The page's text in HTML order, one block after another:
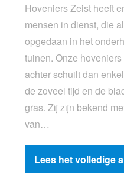
Hoveniers Zeist heeft
mensen in dienst, die
opgedaan in het
tuinen. Onze
achter schuilt dan
de zoveel tijd en de
gras. Zij zijn bekend
van…
Lees het volledige